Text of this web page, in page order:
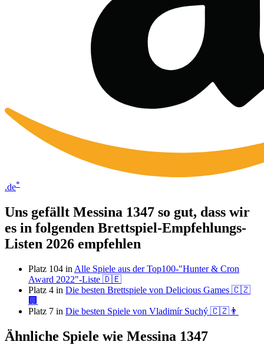
.de*
Uns gefällt Messina 1347 so gut, dass wir
es in folgenden Brettspiel-Empfehlungs-
Listen 2026 empfehlen
Platz 104 in Alle Spiele aus der Top100-"Hunter & Cron
Award 2022"-Liste 🇩🇪
Platz 4 in Die besten Brettspiele von Delicious Games 🇨🇿
🏢
Platz 7 in Die besten Spiele von Vladimír Suchý 🇨🇿👨
Ähnliche Spiele wie Messina 1347